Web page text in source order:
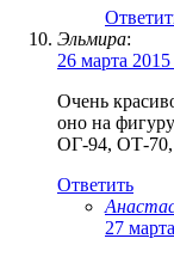
Эльмира:
26 марта
Очень
оно на
ОГ-94, ОТ-70,
Ответить
27